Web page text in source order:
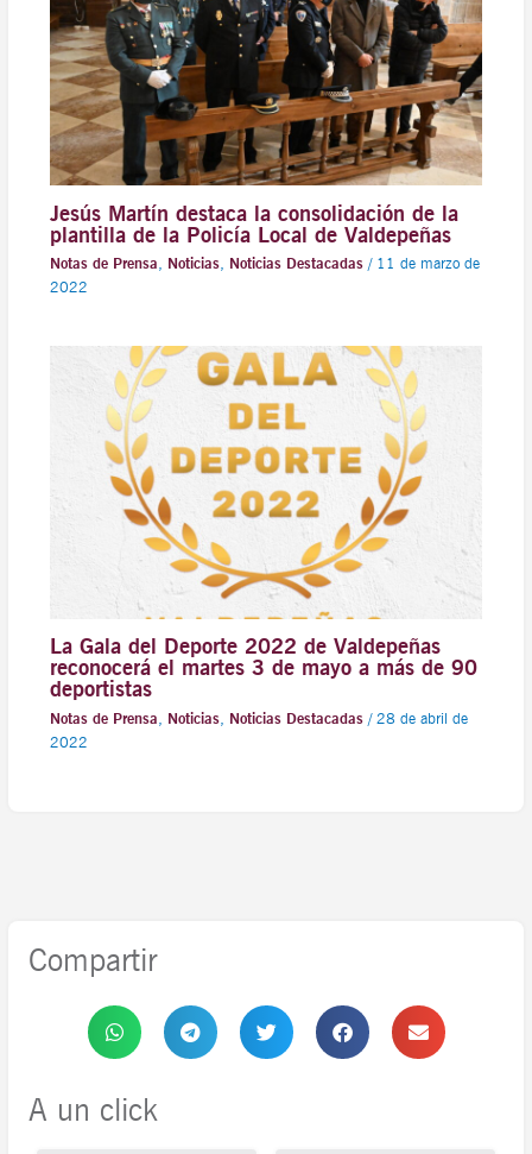
Jesús Martín destaca la consolidación de la
plantilla de la Policía Local de Valdepeñas
Notas de Prensa, Noticias, Noticias Destacadas/ 11 de marzo de
2022
La Gala del Deporte 2022 de Valdepeñas
reconocerá el martes 3 de mayo a más de 90
deportistas
Notas de Prensa Noticias, Noticias Destacadas/ 28 de abril de
2022
Compartir
A un click